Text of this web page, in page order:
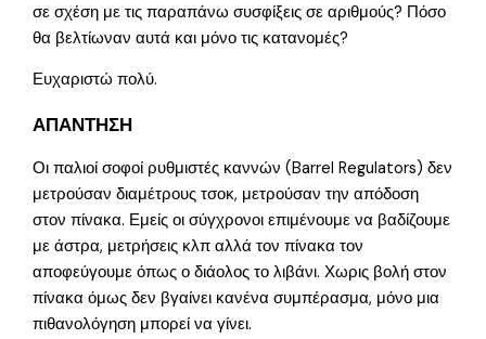
σε σχέση με τις παραπάνω συσφίξεις σε αριθμούς? Πόσο
θα βελτίωναν αυτά και μόνο τις κατανομές?
Ευχαριστώ πολύ.
ΑΠΑΝΤΗΣΗ
Οι παλιοί σοφοί ρυθμιστές καννών (Barrel Regulators) δεν
μετρούσαν διαμέτρους τσοκ, μετρούσαν την απόδοση
στον πίνακα. Εμείς οι σύγχρονοι επιμένουμε να βαδίζουμε
με άστρα, μετρήσεις κλπ αλλά τον πίνακα τον
αποφεύγουμε όπως ο διάολος το λιβάνι. Χωρις βολή στον
πίνακα όμως δεν βγαίνει κανένα συμπέρασμα, μόνο μια
πιθανολόγηση μπορεί να γίνει.